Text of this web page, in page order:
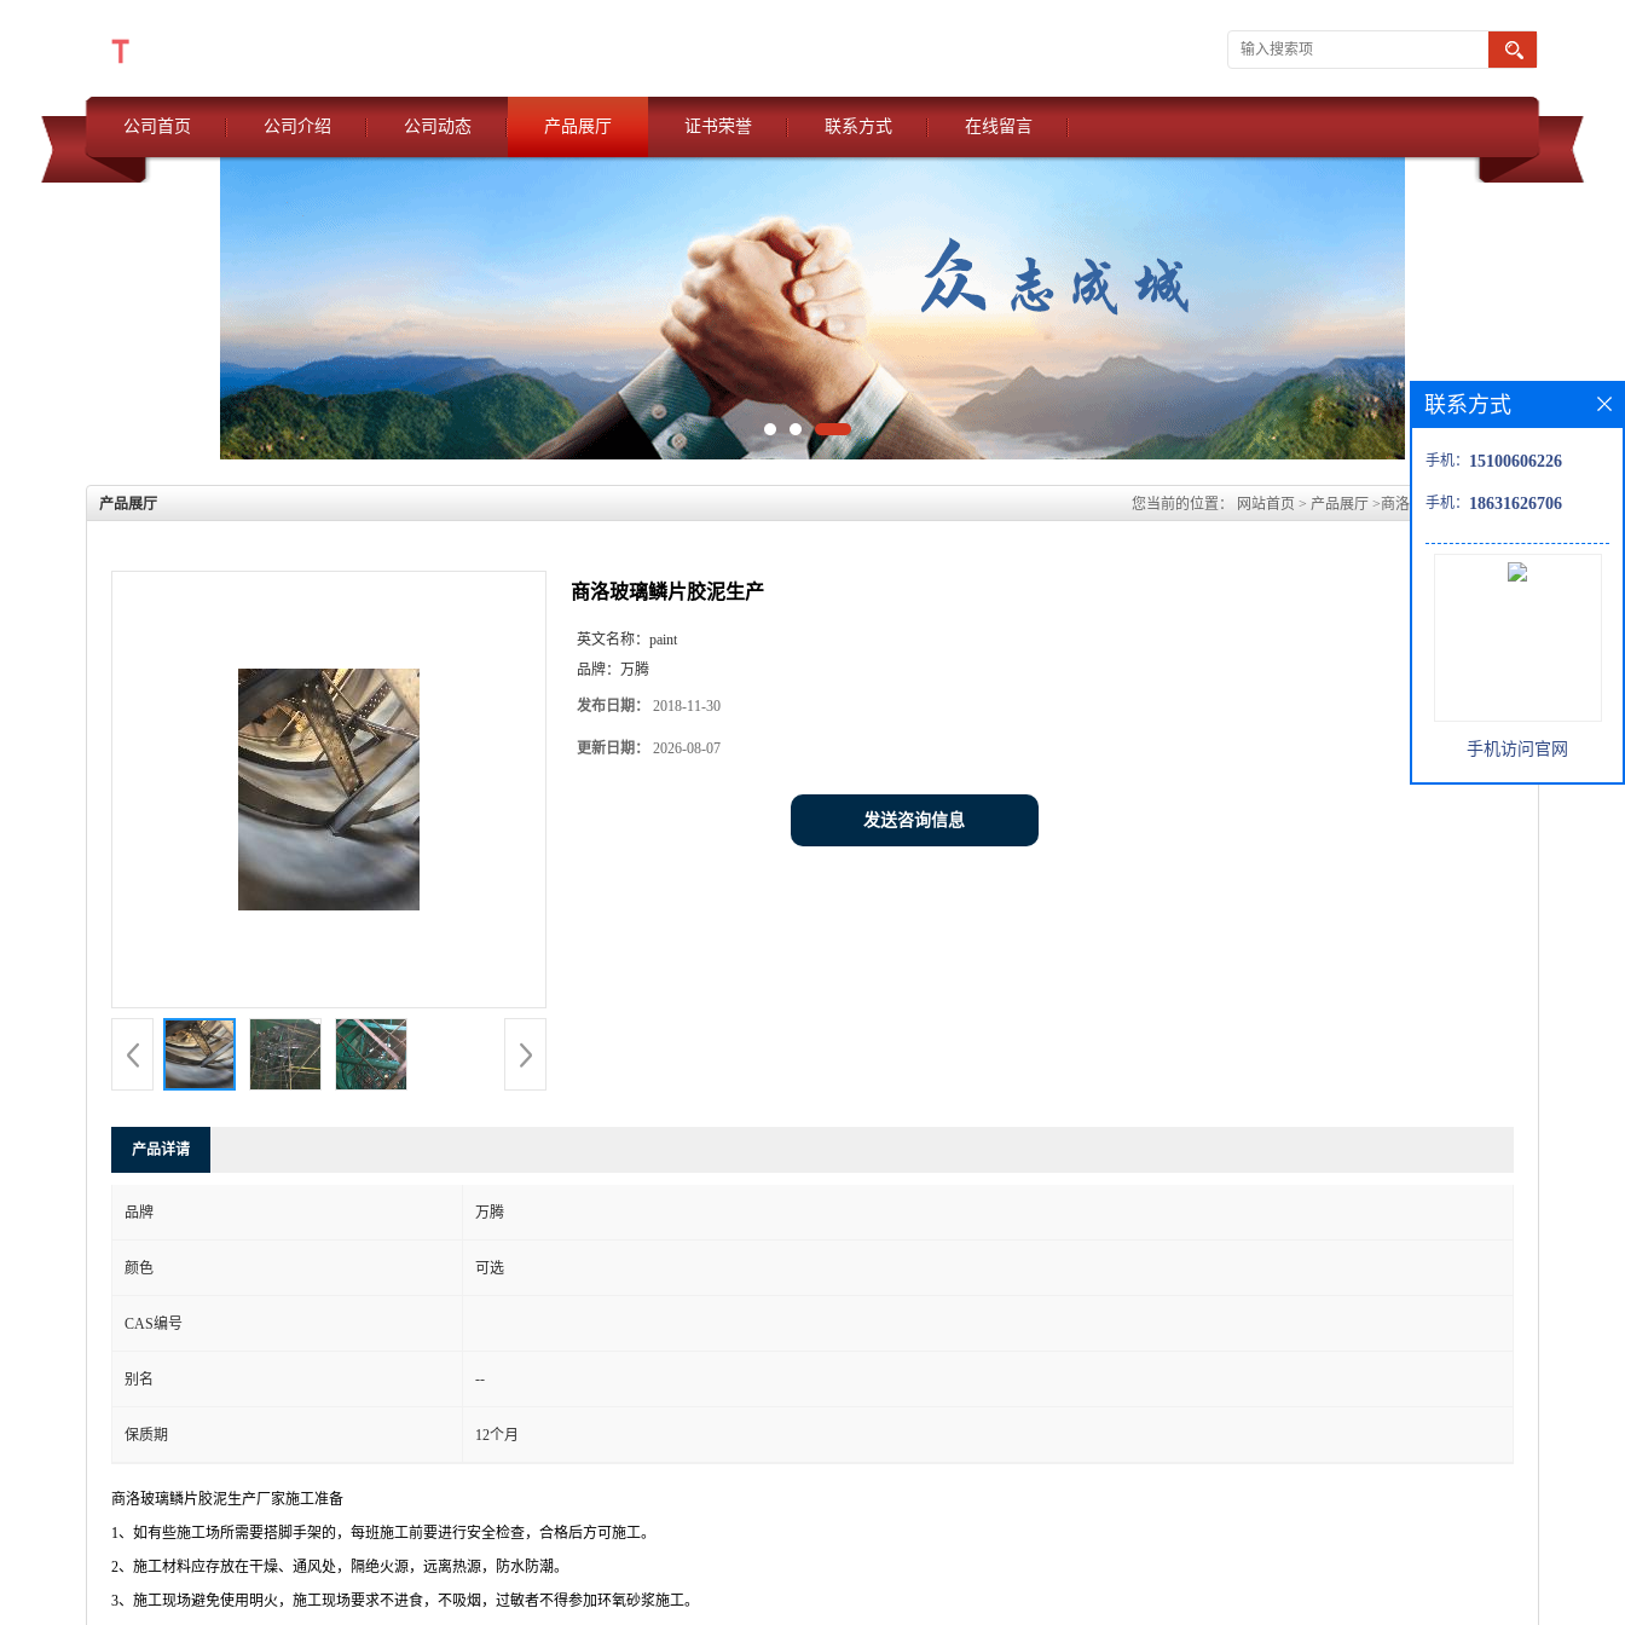
公司首页 公司介绍 公司动态 产品展厅 证书荣誉 联系方式 在线留言
产品展厅 您当前的位置： 网站首页 > 产品展厅 >商洛玻璃鳞片胶泥生产
商洛玻璃鳞片胶泥生产
英文名称： paint
品牌： 万腾
发布日期： 2018-11-30
更新日期： 2026-08-07
发送咨询信息
产品详请
品牌 万腾
颜色 可选
CAS编号
别名 --
保质期 12个月
商洛玻璃鳞片胶泥生产厂家施工准备
1、如有些施工场所需要搭脚手架的，每班施工前要进行安全检查，合格后方可施工。
2、施工材料应存放在干燥、通风处，隔绝火源，远离热源，防水防潮。
3、施工现场避免使用明火，施工现场要求不进食，不吸烟，过敏者不得参加环氧砂浆施工。
联系方式
手机： 15100606226
手机： 18631626706
手机访问官网